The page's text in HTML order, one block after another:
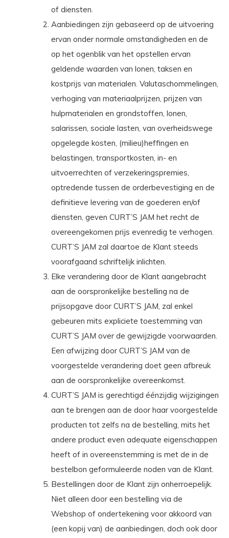
of diensten.
Aanbiedingen zijn gebaseerd op de uitvoering
ervan onder normale omstandigheden en de
op het ogenblik van het opstellen ervan
geldende waarden van lonen, taksen en
kostprijs van materialen. Valutaschommelingen,
verhoging van materiaalprijzen, prijzen van
hulpmaterialen en grondstoffen, lonen,
salarissen, sociale lasten, van overheidswege
opgelegde kosten, (milieu)heffingen en
belastingen, transportkosten, in- en
uitvoerrechten of verzekeringspremies,
optredende tussen de orderbevestiging en de
definitieve levering van de goederen en/of
diensten, geven CURT’S JAM het recht de
overeengekomen prijs evenredig te verhogen.
CURT’S JAM zal daartoe de Klant steeds
voorafgaand schriftelijk inlichten.
Elke verandering door de Klant aangebracht
aan de oorspronkelijke bestelling na de
prijsopgave door CURT’S JAM, zal enkel
gebeuren mits expliciete toestemming van
CURT’S JAM over de gewijzigde voorwaarden.
Een afwijzing door CURT’S JAM van de
voorgestelde verandering doet geen afbreuk
aan de oorspronkelijke overeenkomst.
CURT’S JAM is gerechtigd éénzijdig wijzigingen
aan te brengen aan de door haar voorgestelde
producten tot zelfs na de bestelling, mits het
andere product even adequate eigenschappen
heeft of in overeenstemming is met de in de
bestelbon geformuleerde noden van de Klant.
Bestellingen door de Klant zijn onherroepelijk.
Niet alleen door een bestelling via de
Webshop of ondertekening voor akkoord van
(een kopij van) de aanbiedingen, doch ook door